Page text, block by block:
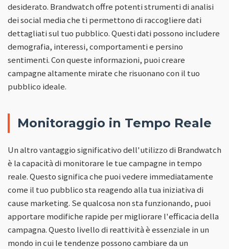
desiderato. Brandwatch offre potenti strumenti di analisi
dei social media che ti permettono di raccogliere dati
dettagliati sul tuo pubblico. Questi dati possono includere
demografia, interessi, comportamenti e persino
sentimenti. Con queste informazioni, puoi creare
campagne altamente mirate che risuonano con il tuo
pubblico ideale.
Monitoraggio in Tempo Reale
Un altro vantaggio significativo dell'utilizzo di Brandwatch
è la capacità di monitorare le tue campagne in tempo
reale. Questo significa che puoi vedere immediatamente
come il tuo pubblico sta reagendo alla tua iniziativa di
cause marketing. Se qualcosa non sta funzionando, puoi
apportare modifiche rapide per migliorare l'efficacia della
campagna. Questo livello di reattività è essenziale in un
mondo in cui le tendenze possono cambiare da un